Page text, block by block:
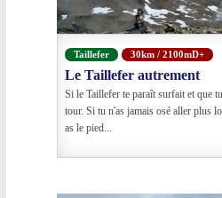
Taillefer 30km / 2100mD+
Le Taillefer autrement
Si le Taillefer te paraît surfait et que
tour. Si tu n'as jamais osé aller plus
as le pied...